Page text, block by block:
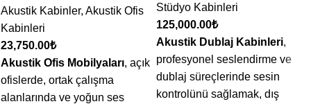
Akustik Kabinler, Akustik Ofis
Kabinleri
23,750.00₺
Akustik Ofis Mobilyaları, açık
ofislerde, ortak çalışma
alanlarında ve yoğun ses
Stüdyo Kabinleri
125,000.00₺
Akustik Dublaj Kabinleri,
profesyonel seslendirme ve
dublaj süreçlerinde sesin
kontrolünü sağlamak, dış